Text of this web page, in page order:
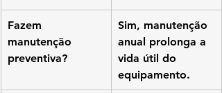
Fazem
manutenção
preventiva?
Sim, manutenção
anual prolonga a
vida útil do
equipamento.